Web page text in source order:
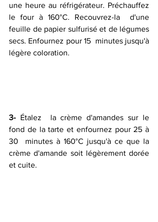
une heure au réfrigérateur. Préchauffez
le four à 160°C. Recouvrez-la  d'une
feuille de papier sulfurisé et de légumes
secs. Enfournez pour 15  minutes jusqu'à
légère coloration.
3- Étalez  la crème d'amandes sur le
fond de la tarte et enfournez pour 25 à
30  minutes à 160°C jusqu'à ce que la
crème d'amande soit légèrement dorée
et cuite.